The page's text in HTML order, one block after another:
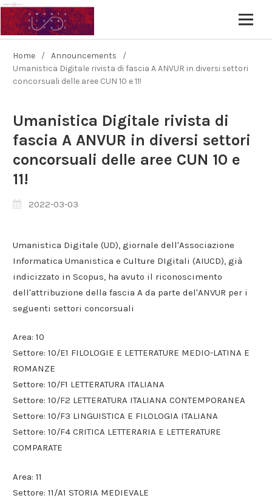
Home / Announcements
/
Umanistica Digitale rivista di fascia A ANVUR in diversi settori
concorsuali delle aree CUN 10 e 11!
Umanistica Digitale rivista di
fascia A ANVUR in diversi settori
concorsuali delle aree CUN 10 e
11!
2022-03-03
Umanistica Digitale (UD), giornale dell'Associazione
Informatica Umanistica e Culture DIgitali (AIUCD), già
indicizzato in Scopus, ha avuto il riconoscimento
dell'attribuzione della fascia A da parte del'ANVUR per i
seguenti settori concorsuali
Area: 10
Settore: 10/E1 FILOLOGIE E LETTERATURE MEDIO-LATINA E
ROMANZE
Settore: 10/F1 LETTERATURA ITALIANA
Settore: 10/F2 LETTERATURA ITALIANA CONTEMPORANEA
Settore: 10/F3 LINGUISTICA E FILOLOGIA ITALIANA
Settore: 10/F4 CRITICA LETTERARIA E LETTERATURE
COMPARATE
Area: 11
Settore: 11/A1 STORIA MEDIEVALE